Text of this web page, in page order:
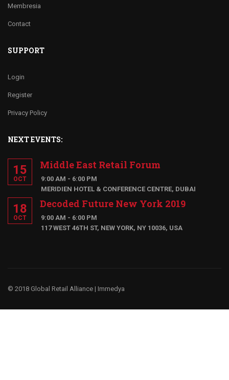
Membresia
Contact
SUPPORT
Login
Register
Privacy Policy
NEXT EVENTS:
15
OCT
Middle East Retail Forum
9:00 AM - 6:00 PM
MERIDIEN HOTEL & CONFERENCE CENTRE, DUBAI
18
OCT
Decoded Future New York 2019
9:00 AM - 6:00 PM
117 WEST 46TH ST, NEW YORK, NY 10036, USA
© 2018 Global Retail Alliance | Immedya